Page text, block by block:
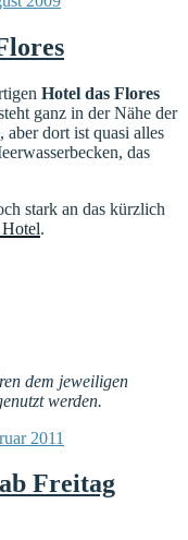
Hotel das Flores
ganz in der Nähe der
, aber dort ist quasi alles
das
stark an das kürzlich
.
dem jeweiligen
werden.
2011
Freitag